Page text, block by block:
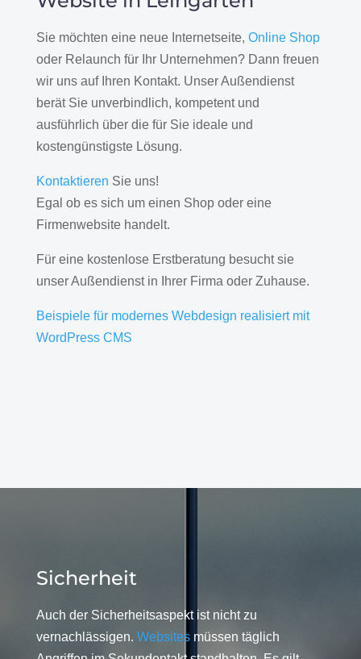
Sie möchten eine neue Internetseite, Online Shop
oder Relaunch für Ihr Unternehmen? Dann freuen
wir uns auf Ihren Kontakt. Unser Außendienst
berät Sie unverbindlich, kompetent und
ausführlich über die für Sie ideale und
kostengünstigste Lösung.
Kontaktieren Sie uns!
Egal ob es sich um einen Shop oder eine
Firmenwebsite handelt.
Für eine kostenlose Erstberatung besucht sie
unser Außendienst in Ihrer Firma oder Zuhause.
Beispiele für modernes Webdesign realisiert mit
WordPress CMS
Sicherheit
Auch der Sicherheitsaspekt ist nicht zu
vernachlässigen. Websitesmüssen täglich